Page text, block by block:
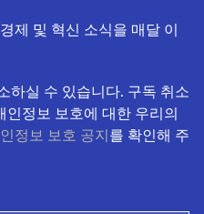
제 및 혁신 소식을 매달 이
하실 수 있습니다. 구독 취소
인정보 보호에 대한 우리의
정보 보호 공지를 확인해 주